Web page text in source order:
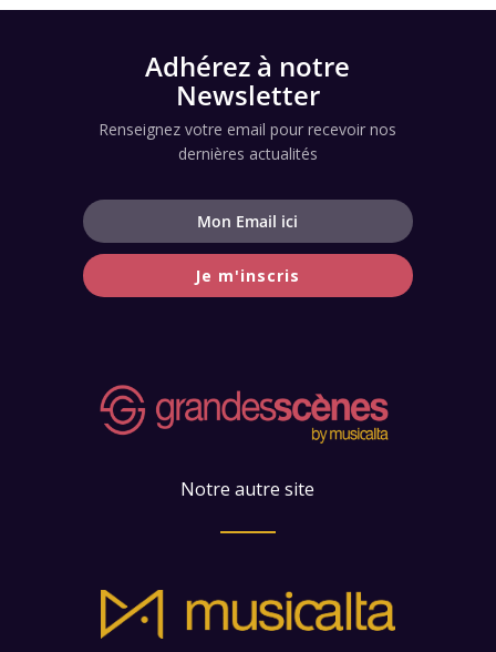
Adhérez à notre
Newsletter
Renseignez votre email pour recevoir nos
dernières actualités
Je m'inscris
Notre autre site